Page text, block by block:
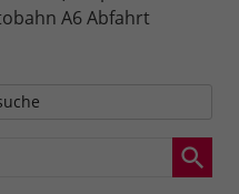
A6 Abfahrt